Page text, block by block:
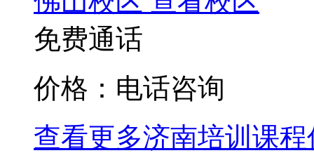
免费通话
价格：电话咨询
查看更多济南培训课程